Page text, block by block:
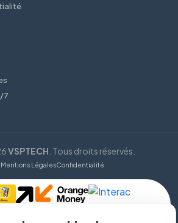
7
VSPTECH . Tous droits réservés.
Mentions LégalesConfidentialité